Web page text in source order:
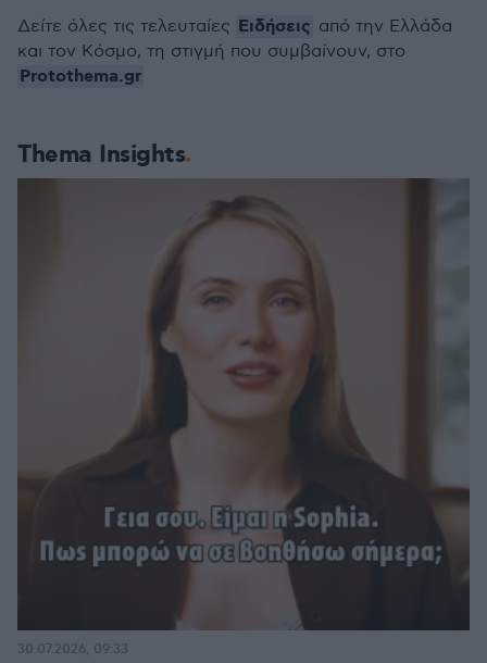
Thema Insights
30.07.2026, 09:33
Δείτε όλες τις τελευταίες Ειδήσεις από την Ελλάδα
και τον Κόσμο, τη στιγμή που συμβαίνουν, στο
Protothema.gr